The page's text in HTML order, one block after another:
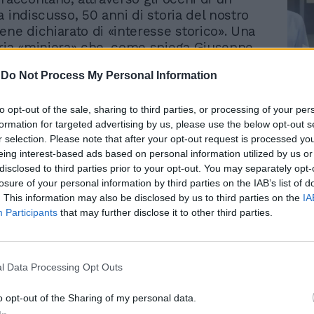
Do Not Process My Personal Information
opt-out of the sale, sharing to third parties, or processing of your
for targeted advertising by us, please use the below opt-out
selection. Please note that after your opt-out request is processed
interest-based ads based on personal information utilized by us
to third parties prior to your opt-out. You may separately
of your personal information by third parties on the IAB’s list of
This information may also be disclosed by us to third parties on the
Participants that may further disclose it to other third parties.
Data Processing Opt Outs
opt-out of the Sharing of my personal data.
indiscusso, 50 anni di storia del nostro
dichiarato di «interesse storico». Una
«miniera» che, come spiega Giuseppe,
sistematizzare l'archivio. Siamo
gioielli». Per ora si sa ancora poco
di queste carte, ma i figli di Cossiga
«Non ci aspettiamo di trovare la
del Dc9 Itavia nei cieli di
c'è molto materiale che forse potrà far
diverso su fatti degli ultimi 50 anni. Ci
possibile lontani dalla politica attuale.
e Fini. Lo faremo, ma non domani».
sola politica. Per questo sarà
del «Cossiga-economico» e dei suoi
Rudy Giuliani a Come States?
Trump, Meloni e la strategia
americana